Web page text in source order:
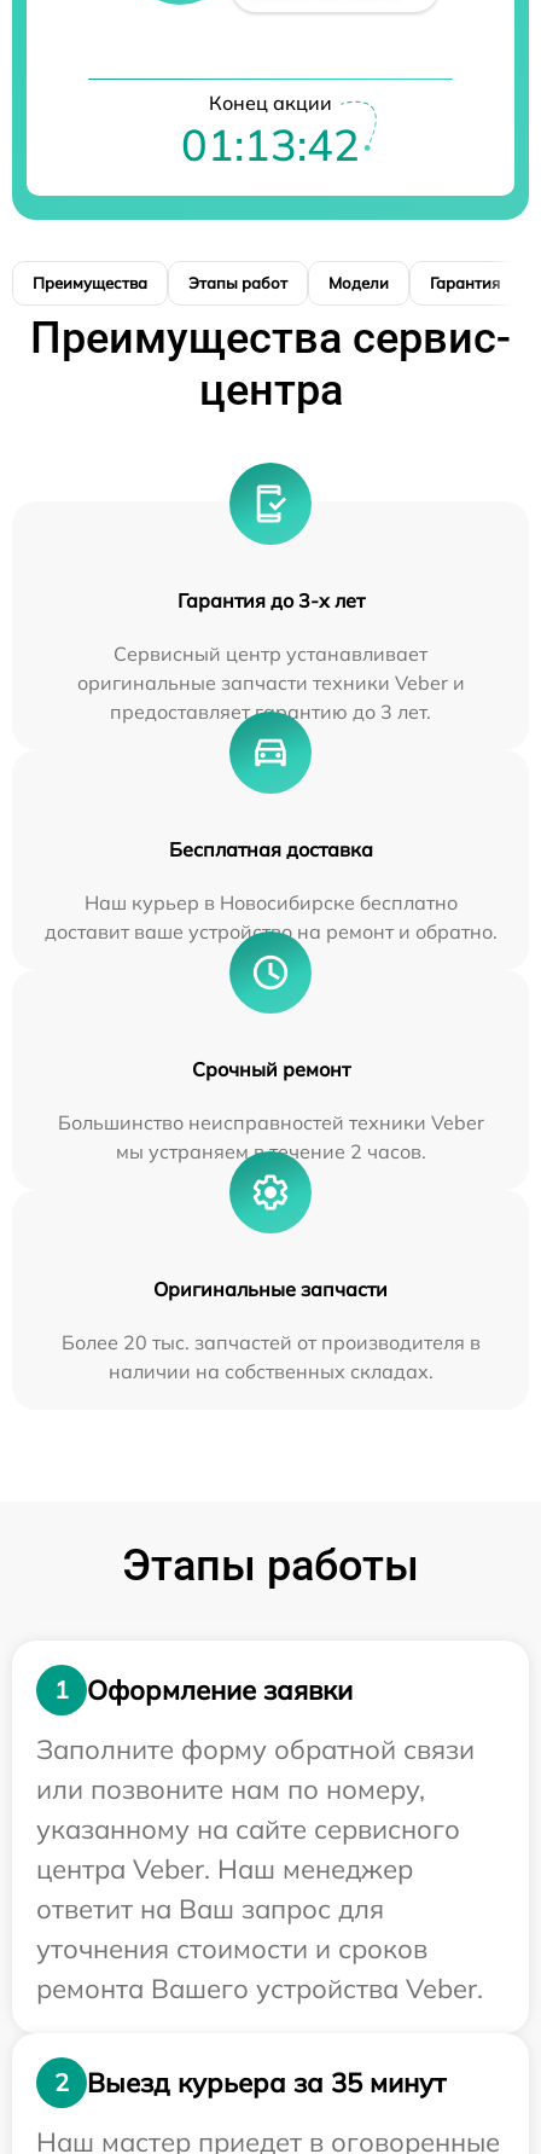
Конец акции
01:13:41
Преимущества Этапы работ Модели Гарантия
Преимущества сервис-
центра
Гарантия до 3-х лет
Сервисный центр устанавливает
оригинальные запчасти техники Veber и
предоставляет гарантию до 3 лет.
Бесплатная доставка
Наш курьер в Новосибирске бесплатно
доставит ваше устройство на ремонт и обратно.
Срочный ремонт
Большинство неисправностей техники Veber
мы устраняем в течение 2 часов.
Оригинальные запчасти
Более 20 тыс. запчастей от производителя в
наличии на собственных складах.
Этапы работы
1
Оформление заявки
Заполните форму обратной связи
или позвоните нам по номеру,
указанному на сайте сервисного
центра Veber. Наш менеджер
ответит на Ваш запрос для
уточнения стоимости и сроков
ремонта Вашего устройства Veber.
2
Выезд курьера за 35 минут
Наш мастер приедет в оговоренные